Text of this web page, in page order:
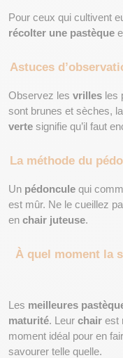
Pour ceux qui cultivent
récolter une pastèque
Astuces
Observez les vrilles les
sont brunes et sèches,
verte signifie qu’il faut
La méthode du
Un pédoncule qui
est mûr. Ne le cueillez
en chair juteuse.
À quel moment la
Les meilleures
maturité. Leur chair est
moment idéal pour en
savourer telle quelle.